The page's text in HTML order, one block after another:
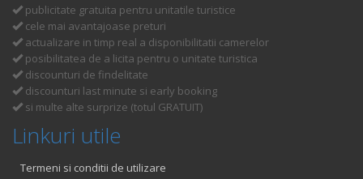
publicitate gratuita pentru unitatile turistice
cele mai avantajoase preturi
actualizare in timp real a disponibilitatii camerelor
posibilitatea de a licita pentru o unitate turistica
discounturi de findelitate
discounturi last minute si early booking
si multe alte surprize (totul GRATUIT)
Linkuri utile
Termeni si conditii de utilizare